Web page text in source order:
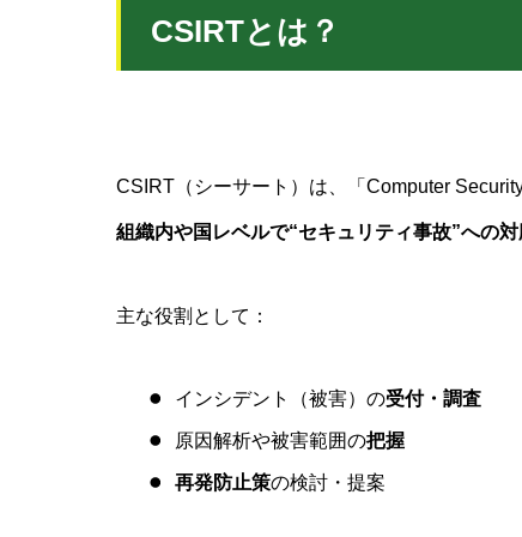
CSIRTとは？
CSIRT（シーサート）は、「Computer
組織内や国レベルで“セキュリティ事故”への
主な役割として：
インシデント（被害）の受付・調査
原因解析や被害範囲の把握
再発防止策の検討・提案